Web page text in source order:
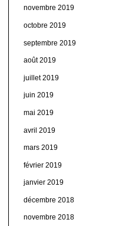
novembre 2019
octobre 2019
septembre 2019
août 2019
juillet 2019
juin 2019
mai 2019
avril 2019
mars 2019
février 2019
janvier 2019
décembre 2018
novembre 2018